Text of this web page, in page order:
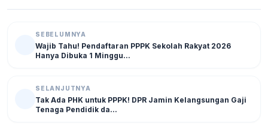
SEBELUMNYA
Wajib Tahu! Pendaftaran PPPK Sekolah Rakyat 2026
Hanya Dibuka 1 Minggu...
SELANJUTNYA
Tak Ada PHK untuk PPPK! DPR Jamin Kelangsungan Gaji
Tenaga Pendidik da...